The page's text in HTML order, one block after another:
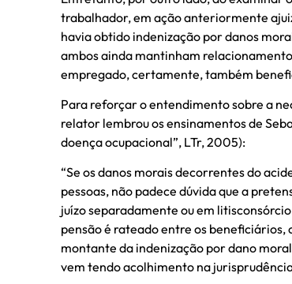
trabalhador, em ação anteriormente
havia obtido indenização por danos
ambos ainda mantinham
empregado, certamente, também
Para reforçar o entendimento sobre a
relator lembrou os ensinamentos de
doença ocupacional”, LTr, 2005):
“Se os danos morais decorrentes do
pessoas, não padece dúvida que a
juízo separadamente ou em
pensão é rateado entre os
montante da indenização por dano
vem tendo acolhimento na